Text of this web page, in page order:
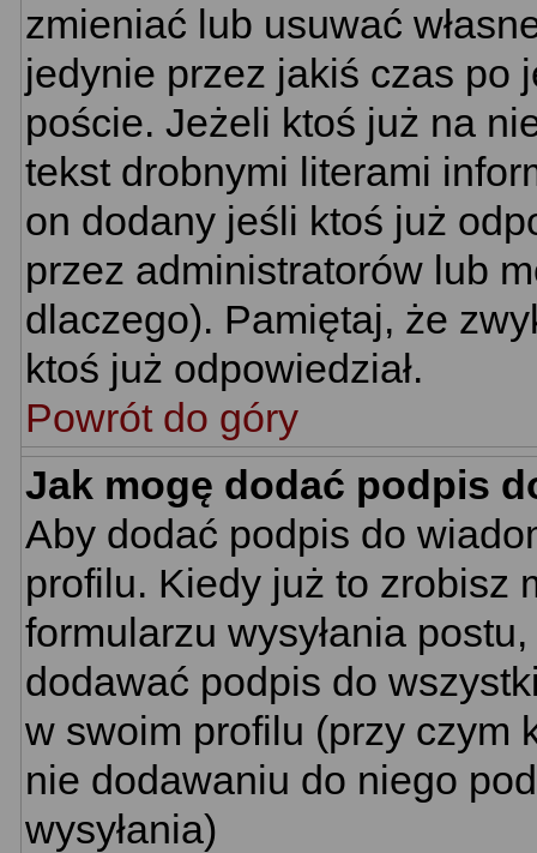
zmieniać lub usuwać
jedynie przez jakiś czas
poście. Jeżeli ktoś już na
tekst drobnymi literami
on dodany jeśli ktoś już
przez administratorów lub
dlaczego). Pamiętaj, że
ktoś już odpowiedział.
Powrót do góry
Jak mogę dodać podpis
Aby dodać podpis do
profilu. Kiedy już to zrobisz
formularzu wysyłania
dodawać podpis do
w swoim profilu (przy czym
nie dodawaniu do niego
wysyłania)